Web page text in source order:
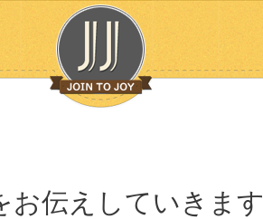
お伝えしていきます